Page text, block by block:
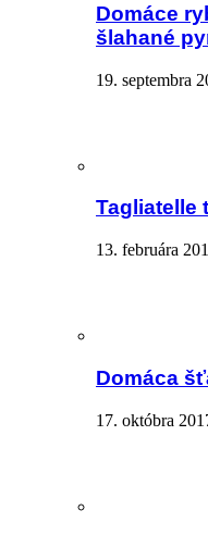
Domáce
šlahané
19. septembra
Tagliatelle
13. februára
Domáca
17. októbra